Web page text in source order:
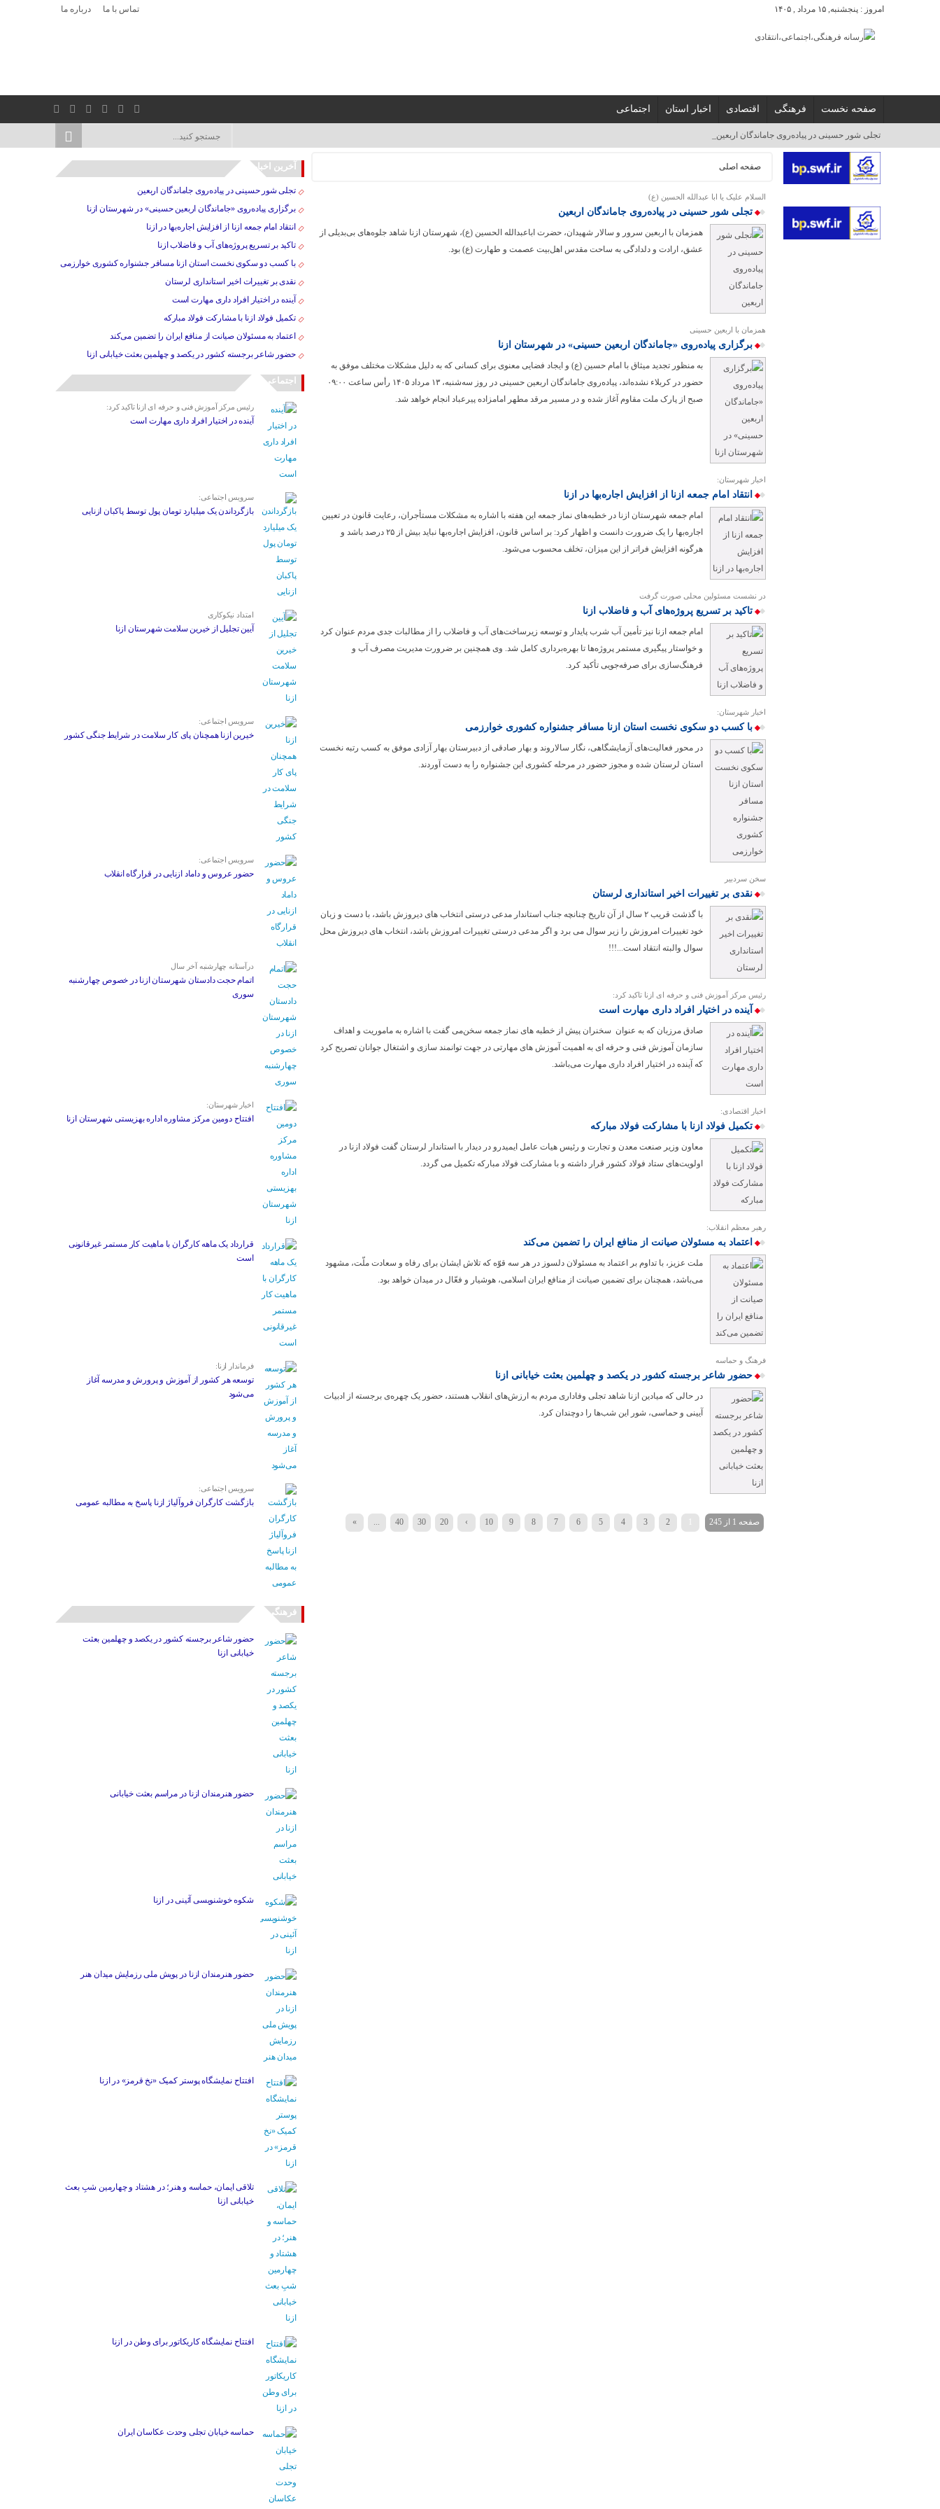
امروز : پنجشنبه, ۱۵ مرداد , ۱۴۰۵ تماس با ما درباره ما
صفحه نخست فرهنگی اقتصادی اخبار استان اجتماعی
برگ_
صفحه اصلی
السلام علیک یا ابا عبدالله الحسین (ع)
تجلی شور حسینی در پیاده‌روی جاماندگان اربعین
همزمان با اربعین سرور و سالار شهیدان، حضرت اباعبدالله الحسین (ع)، شهرستان ازنا شاهد جلوه‌های بی‌بدیلی از
عشق، ارادت و دلدادگی به ساحت مقدس اهل‌بیت عصمت و طهارت (ع) بود.
همزمان با اربعین حسینی
برگزاری پیاده‌روی «جاماندگان اربعین حسینی» در شهرستان ازنا
به منظور تجدید میثاق با امام حسین (ع) و ایجاد فضایی معنوی برای کسانی که به دلیل مشکلات مختلف موفق به
حضور در کربلاء نشده‌اند، پیاده‌روی جاماندگان اربعین حسینی در روز سه‌شنبه، ۱۳ مرداد ۱۴۰۵ رأس ساعت ۰۹:۰۰
صبح از پارک ملت مقاوم آغاز شده و در مسیر مرقد مطهر امامزاده پیرعباد انجام خواهد شد.
اخبار شهرستان:
انتقاد امام جمعه ازنا از افزایش اجاره‌بها در ازنا
امام جمعه شهرستان ازنا در خطبه‌های نماز جمعه این هفته با اشاره به مشکلات مستأجران، رعایت قانون در تعیین
اجاره‌بها را یک ضرورت دانست و اظهار کرد: بر اساس قانون، افزایش اجاره‌بها نباید بیش از ۲۵ درصد باشد و
هرگونه افزایش فراتر از این میزان، تخلف محسوب می‌شود.
در نشست مسئولین محلی صورت گرفت
تاکید بر تسریع پروژه‌های آب و فاضلاب ازنا
امام جمعه ازنا نیز تأمین آب شرب پایدار و توسعه زیرساخت‌های آب و فاضلاب را از مطالبات جدی مردم عنوان کرد
و خواستار پیگیری مستمر پروژه‌ها تا بهره‌برداری کامل شد. وی همچنین بر ضرورت مدیریت مصرف آب و
فرهنگ‌سازی برای صرفه‌جویی تأکید کرد.
اخبار شهرستان:
با کسب دو سکوی نخست استان ازنا مسافر جشنواره کشوری خوارزمی
در محور فعالیت‌های آزمایشگاهی، نگار سالاروند و بهار صادقی از دبیرستان بهار آزادی موفق به کسب رتبه نخست
استان لرستان شده و مجوز حضور در مرحله کشوری این جشنواره را به دست آوردند.
سخن سردبیر
نقدی بر تغییرات اخیر استانداری لرستان
با گذشت قریب ۲ سال از آن تاریخ چنانچه جناب استاندار مدعی درستی انتخاب های دیروزش باشد، با دست و زبان
خود تغییرات امروزش را زیر سوال می برد و اگر مدعی درستی تغییرات امروزش باشد، انتخاب های دیروزش محل
سوال والبته انتقاد است...!!!
رئیس مرکز آموزش فنی و حرفه ای ازنا تاکید کرد:
آینده در اختیار افراد داری مهارت است
صادق مرزبان که به عنوان سخنران پیش از خطبه های نماز جمعه سخن‌می گفت با اشاره به ماموریت و اهداف
سازمان آموزش فنی و حرفه ای به اهمیت آموزش های مهارتی در جهت توانمند سازی و اشتغال جوانان تصریح کرد
که آینده در اختیار افراد داری مهارت می‌باشد.
اخبار اقتصادی:
تکمیل فولاد ازنا با مشارکت فولاد مبارکه
معاون وزیر صنعت معدن و تجارت و رئیس هیات عامل ایمیدرو در دیدار با استاندار لرستان گفت فولاد ازنا در
اولویت‌های ستاد فولاد کشور قرار داشته و با مشارکت فولاد مبارکه تکمیل می گردد.
رهبر معظم انقلاب:
اعتماد به مسئولان صیانت از منافع ایران را تضمین می‌کند
ملت عزیز، با تداوم بر اعتماد به مسئولان دلسوز در هر سه قوّه که تلاش ایشان برای رفاه و سعادت ملّت، مشهود
می‌باشد، همچنان برای تضمین صیانت از منافع ایران اسلامی، هوشیار و فعّال در میدان خواهد بود.
فرهنگ و حماسه
حضور شاعر برجسته کشور در یکصد و چهلمین بعثت خیابانی ازنا
در حالی که میادین ازنا شاهد تجلی وفاداری مردم به ارزش‌های انقلاب هستند، حضور یک چهره‌ی برجسته از ادبیات
آیینی و حماسی، شور این شب‌ها را دوچندان کرد.
صفحه 1 از 245 2
3
4
5
6
7
8
9
10
›
20
30
40
...
»
آخرین اخبار
تجلی شور حسینی در پیاده‌روی جاماندگان اربعین
برگزاری پیاده‌روی «جاماندگان اربعین حسینی» در شهرستان ازنا
انتقاد امام جمعه ازنا از افزایش اجاره‌بها در ازنا
تاکید بر تسریع پروژه‌های آب و فاضلاب ازنا
با کسب دو سکوی نخست استان ازنا مسافر جشنواره کشوری خوارزمی
نقدی بر تغییرات اخیر استانداری لرستان
آینده در اختیار افراد داری مهارت است
تکمیل فولاد ازنا با مشارکت فولاد مبارکه
اعتماد به مسئولان صیانت از منافع ایران را تضمین می‌کند
حضور شاعر برجسته کشور در یکصد و چهلمین بعثت خیابانی ازنا
اجتماعی
رئیس مرکز آموزش فنی و حرفه ای ازنا تاکید کرد:
آینده در اختیار افراد داری مهارت است
سرویس اجتماعی:
بازگرداندن یک میلیارد تومان پول توسط پاکبان ازنایی
امتداد نیکوکاری
آیین تجلیل از خیرین سلامت شهرستان ازنا
سرویس اجتماعی:
خیرین ازنا همچنان پای کار سلامت در شرایط جنگی کشور
سرویس اجتماعی:
حضور عروس و داماد ازنایی در قرارگاه انقلاب
درآستانه چهارشنبه آخر سال
اتمام حجت دادستان شهرستان ازنا در خصوص چهارشنبه
‌سوری
اخبار شهرستان:
افتتاح دومین مرکز مشاوره اداره بهزیستی شهرستان ازنا
قرارداد یک ماهه کارگران با ماهیت کار مستمر غیرقانونی
است
فرماندار ازنا:
توسعه هر کشور از آموزش و پرورش و مدرسه آغاز
می‌شود
سرویس اجتماعی:
بازگشت کارگران فروآلیاژ ازنا پاسخ به مطالبه عمومی
فرهنگی
حضور شاعر برجسته کشور در یکصد و چهلمین بعثت
خیابانی ازنا
حضور هنرمندان ازنا در مراسم بعثت خیابانی
شکوه خوشنویسی آئینی در ازنا
حضور هنرمندان ازنا در پویش ملی رزمایش میدان هنر
افتتاح نمایشگاه پوستر کمیک «نخ قرمز» در ازنا
تلاقی ایمان، حماسه و هنر؛ در هشتاد و چهارمین شبِ بعث
خیابانی ازنا
افتتاح نمایشگاه کاریکاتور برای وطن در ازنا
حماسه خیابان تجلی وحدت عکاسان ایران